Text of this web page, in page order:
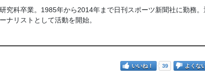
究科卒業。1985年から2014年まで日刊スポーツ新聞社に勤務。
ナリストとして活動を開始。
いいね！ 39 よくな